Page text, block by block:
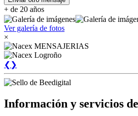
+ de 20 años
Ver galería de fotos
×
❮ ❯
Información y servicios